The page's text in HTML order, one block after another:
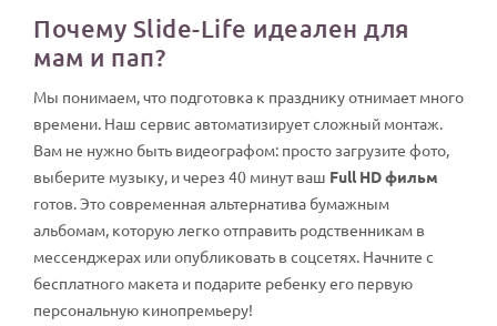
Почему Slide-Life идеален для
мам и пап?
Мы понимаем, что подготовка к празднику отнимает много
времени. Наш сервис автоматизирует сложный монтаж.
Вам не нужно быть видеографом: просто загрузите фото,
выберите музыку, и через 40 минут ваш Full HD фильм
готов. Это современная альтернатива бумажным
альбомам, которую легко отправить родственникам в
мессенджерах или опубликовать в соцсетях. Начните с
бесплатного макета и подарите ребенку его первую
персональную кинопремьеру!